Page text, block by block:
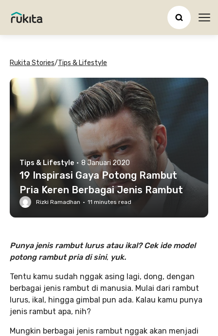
Rukita Stories/Tips & Lifestyle
Tips & Lifestyle · 8 Januari 2020
19 Inspirasi Gaya Potong Rambut
Pria Keren Berbagai Jenis Rambut
Rizki Ramadhan · 11 minutes read
Punya jenis rambut lurus atau ikal? Cek ide model
potong rambut pria di sini, yuk.
Tentu kamu sudah nggak asing lagi, dong, dengan
berbagai jenis rambut di manusia. Mulai dari rambut
lurus, ikal, hingga gimbal pun ada. Kalau kamu punya
jenis rambut apa, nih?
Mungkin berbagai jenis rambut nggak akan menjadi